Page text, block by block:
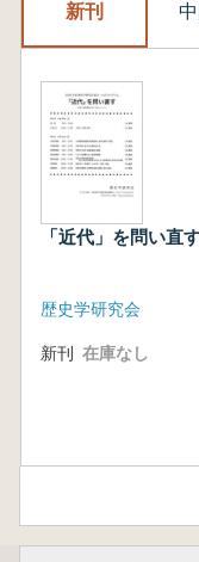
新刊
「近代」を問い直
歴史学研究会
新刊 在庫なし